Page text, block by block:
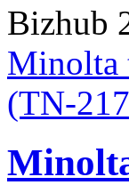
Bizhub
Minolta
(TN-